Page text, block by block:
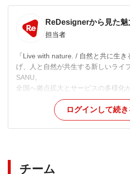
ReDesignerから見た魅
担当者
「Live with nature. / 自然と共に生
げ、人と自然が共生する新しいライ
SANU。
全国へ拠点拡大とサービスの多様化
業成長を左右するフェーズを迎えて
今回募集するのは一人目のUI/UXデザ
予約から滞在、その先のブランド体
プロダクトの方向性づくりにも携わ
ログインして続
チーム